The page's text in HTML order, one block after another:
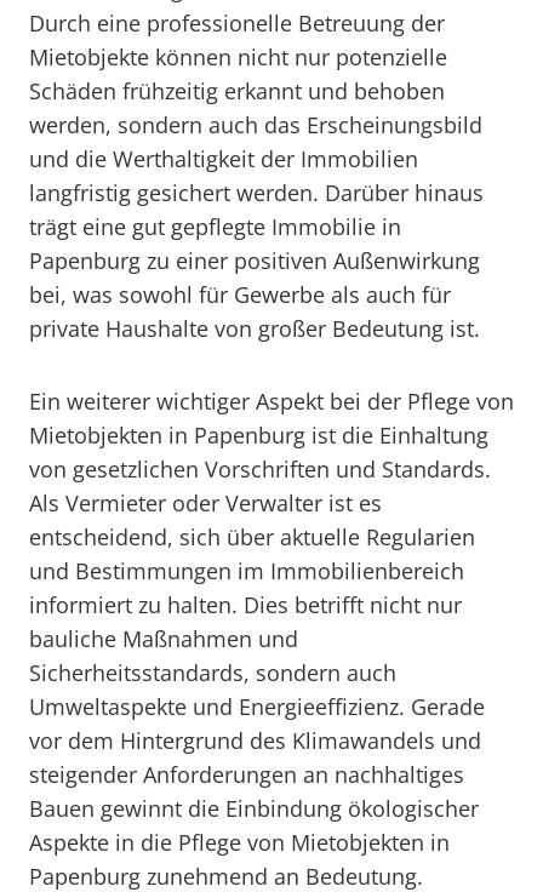
Durch eine professionelle Betreuung der
Mietobjekte können nicht nur potenzielle
Schäden frühzeitig erkannt und behoben
werden, sondern auch das Erscheinungsbild
und die Werthaltigkeit der Immobilien
langfristig gesichert werden. Darüber hinaus
trägt eine gut gepflegte Immobilie in
Papenburg zu einer positiven Außenwirkung
bei, was sowohl für Gewerbe als auch für
private Haushalte von großer Bedeutung ist.
Ein weiterer wichtiger Aspekt bei der Pflege von
Mietobjekten in Papenburg ist die Einhaltung
von gesetzlichen Vorschriften und Standards.
Als Vermieter oder Verwalter ist es
entscheidend, sich über aktuelle Regularien
und Bestimmungen im Immobilienbereich
informiert zu halten. Dies betrifft nicht nur
bauliche Maßnahmen und
Sicherheitsstandards, sondern auch
Umweltaspekte und Energieeffizienz. Gerade
vor dem Hintergrund des Klimawandels und
steigender Anforderungen an nachhaltiges
Bauen gewinnt die Einbindung ökologischer
Aspekte in die Pflege von Mietobjekten in
Papenburg zunehmend an Bedeutung.